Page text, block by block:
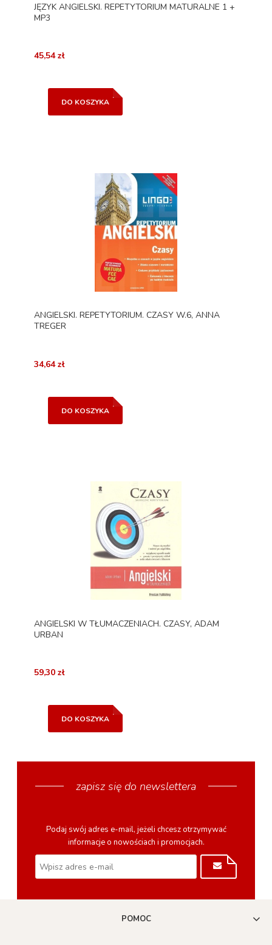
JĘZYK ANGIELSKI. REPETYTORIUM MATURALNE 1 +
MP3
45,54 zł
DO KOSZYKA
ANGIELSKI. REPETYTORIUM. CZASY W.6, ANNA
TREGER
34,64 zł
DO KOSZYKA
ANGIELSKI W TŁUMACZENIACH. CZASY, ADAM
URBAN
59,30 zł
DO KOSZYKA
zapisz się do newslettera
Podaj swój adres e-mail, jeżeli chcesz otrzymywać
informacje o nowościach i promocjach.
POMOC